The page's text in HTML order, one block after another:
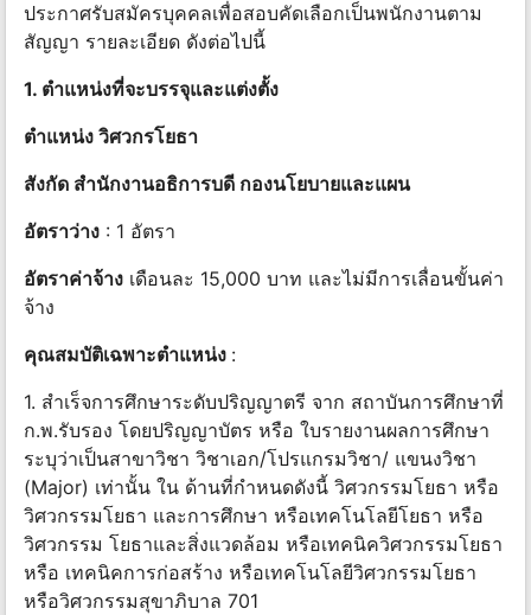
ประกาศรับสมัครบุคคลเพื่อสอบคัดเลือกเป็นพนักงานตาม
สัญญา รายละเอียด ดังต่อไปนี้
1. ตำแหน่งที่จะบรรจุและแต่งตั้ง
ตำแหน่ง วิศวกรโยธา
สังกัด สำนักงานอธิการบดี กองนโยบายและแผน
อัตราว่าง : 1 อัตรา
อัตราค่าจ้าง เดือนละ 15,000 บาท และไม่มีการเลื่อนขั้นค่า
จ้าง
คุณสมบัติเฉพาะตำแหน่ง :
1. สำเร็จการศึกษาระดับปริญญาตรี จาก สถาบันการศึกษาที่
ก.พ.รับรอง โดยปริญญาบัตร หรือ ใบรายงานผลการศึกษา
ระบุว่าเป็นสาขาวิชา วิชาเอก/โปรแกรมวิชา/ แขนงวิชา
(Major) เท่านั้น ใน ด้านที่กำหนดดังนี้ วิศวกรรมโยธา หรือ
วิศวกรรมโยธา และการศึกษา หรือเทคโนโลยีโยธา หรือ
วิศวกรรม โยธาและสิ่งแวดล้อม หรือเทคนิควิศวกรรมโยธา
หรือ เทคนิคการก่อสร้าง หรือเทคโนโลยีวิศวกรรมโยธา
หรือวิศวกรรมสุขาภิบาล 701